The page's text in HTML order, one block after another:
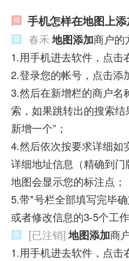
手机怎样在地图上添
春禾 地图添加商户的
1.用手机进去软件，点击
2.登录您的帐号，点击添
3.然后在新增栏的商户名
索，如果跳转出的搜索结
新增一个”；
4.然后依次按要求详细如
详细地址信息（精确到
地图会显示您的标注点；
5.带*号栏全部填写完毕
或者修改信息的3-5个工作
[已注销] 地图添加商
1.用手机进去软件，点击